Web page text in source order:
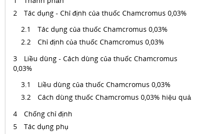
Tác dụng - Chỉ định của thuốc Chamcromus 0,03%
Tác dụng của thuốc Chamcromus 0,03%
Chỉ định của thuốc Chamcromus 0,03%
Liều dùng - Cách dùng của thuốc Chamcromus
0,03%
Liều dùng của thuốc Chamcromus 0,03%
Cách dùng thuốc Chamcromus 0,03% hiệu quả
Chống chỉ định
Tác dụng phụ